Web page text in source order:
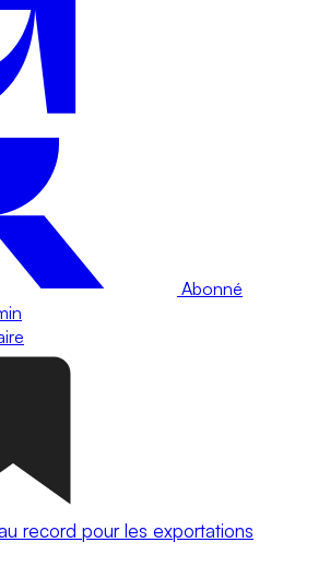
Abonné
record pour les exportations